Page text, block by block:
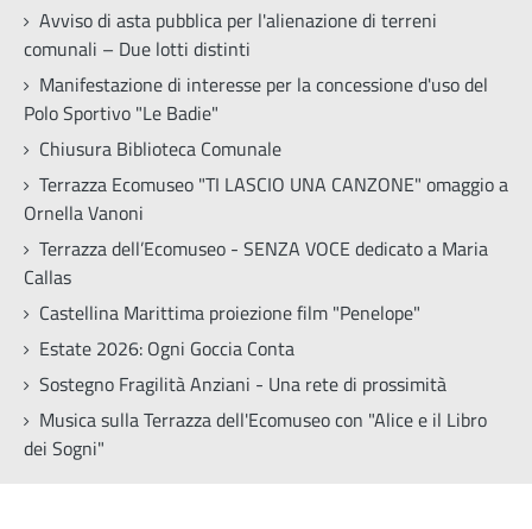
Avviso di asta pubblica per l'alienazione di terreni
comunali – Due lotti distinti
Manifestazione di interesse per la concessione d'uso del
Polo Sportivo "Le Badie"
Chiusura Biblioteca Comunale
Terrazza Ecomuseo "TI LASCIO UNA CANZONE" omaggio a
Ornella Vanoni
Terrazza dell’Ecomuseo - SENZA VOCE dedicato a Maria
Callas
Castellina Marittima proiezione film "Penelope"
Estate 2026: Ogni Goccia Conta
Sostegno Fragilità Anziani - Una rete di prossimità
Musica sulla Terrazza dell'Ecomuseo con "Alice e il Libro
dei Sogni"